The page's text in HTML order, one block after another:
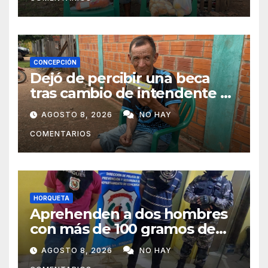
CONCEPCIÓN
Dejó de percibir una beca
tras cambio de intendente y
ahora vende caramelos para
subsistir
AGOSTO 8, 2026 NO HAY
COMENTARIOS
HORQUETA
Aprehenden a dos hombres
con más de 100 gramos de
supuesta marihuana en
Horqueta
AGOSTO 8, 2026 NO HAY